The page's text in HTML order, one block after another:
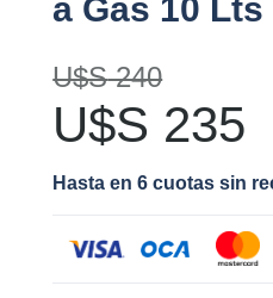
a Gas 10
U$S240
U$S 235
Hasta en 6 cuotas sin